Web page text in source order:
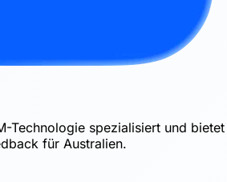
Technologie spezialisiert und
für Australien.